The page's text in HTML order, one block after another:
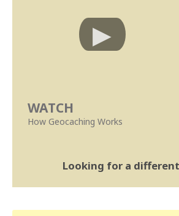
WATCH
How Geocaching Works
Looking for a